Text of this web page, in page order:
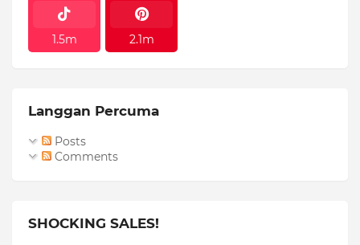
1.5m 2.1m
Langgan Percuma
Posts
Comments
SHOCKING SALES!